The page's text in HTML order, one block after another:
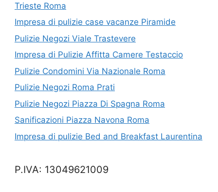
Trieste Roma
Impresa di pulizie case vacanze Piramide
Pulizie Negozi Viale Trastevere
Impresa di Pulizie Affitta Camere Testaccio
Pulizie Condomini Via Nazionale Roma
Pulizie Negozi Roma Prati
Pulizie Negozi Piazza Di Spagna Roma
Sanificazioni Piazza Navona Roma
Impresa di pulizie Bed and Breakfast Laurentina
P.IVA: 13049621009